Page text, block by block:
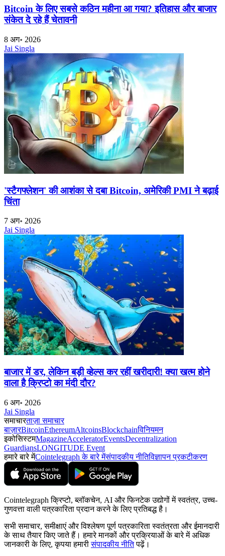
Bitcoin के लिए सबसे कठिन महीना आ गया? इतिहास और बाजार
संकेत दे रहे हैं चेतावनी
8 अग॰ 2026
Jai Singla
'स्टैगफ्लेशन' की आशंका से दबा Bitcoin, अमेरिकी PMI ने बढ़ाई
चिंता
7 अग॰ 2026
Jai Singla
बाजार में डर, लेकिन बड़ी व्हेल्स कर रहीं खरीदारी! क्या खत्म होने
वाला है क्रिप्टो का मंदी दौर?
6 अग॰ 2026
Jai Singla
समाचारताज़ा समाचार
बाज़ारBitcoinEthereumAltcoinsBlockchainविनियमन
इकोसिस्टमMagazineAcceleratorEventsDecentralization
GuardiansLONGITUDE Event
हमारे बारे मेंCointelegraph के बारे मेंसंपादकीय नीतिविज्ञापन प्रकटीकरण
Cointelegraph क्रिप्टो, ब्लॉकचेन, AI और फिनटेक उद्योगों में स्वतंत्र, उच्च-
गुणवत्ता वाली पत्रकारिता प्रदान करने के लिए प्रतिबद्ध है।
सभी समाचार, समीक्षाएं और विश्लेषण पूर्ण पत्रकारिता स्वतंत्रता और ईमानदारी
के साथ तैयार किए जाते हैं। हमारे मानकों और प्रक्रियाओं के बारे में अधिक
जानकारी के लिए, कृपया हमारीसंपादकीय नीतिपढ़ें।